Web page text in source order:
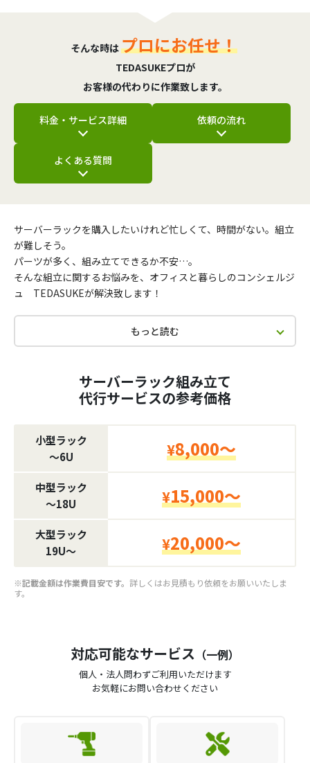
そんな時はプロにお任せ！
TEDASUKEプロが
お客様の代わりに作業致します。
料金・サービス詳細 依頼の流れ
よくある質問
サーバーラックを購入したいけれど忙しくて、時間がない。組立
が難しそう。
パーツが多く、組み立てできるか不安…。
そんな組立に関するお悩みを、オフィスと暮らしのコンシェルジ
ュ TEDASUKEが解決致します！
もっと読む
サーバーラック組み立て
代行サービスの参考価格
小型ラック
〜6U
¥8,000～
中型ラック
〜18U
¥15,000～
大型ラック
19U〜
¥20,000～
※記載金額は作業費目安です。 詳しくはお見積もり依頼をお願いいたしま
す。
対応可能なサービス （一例）
個人・法人問わずご利用いただけます
お気軽にお問い合わせください